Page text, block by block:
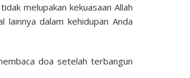
melupakan kekuasaan Allah
dalam kehidupan Anda
doa setelah terbangun